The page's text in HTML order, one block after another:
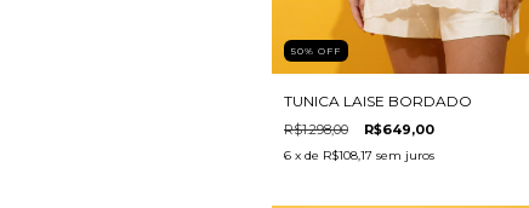
50% OFF
TUNICA LAISE BORDADO
R$1.298,00 R$649,00
6 x de R$108,17 sem juros